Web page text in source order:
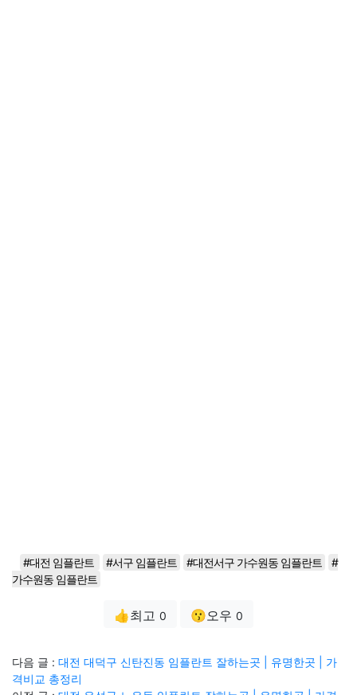
#대전 임플란트 #서구 임플란트 #대전서구 가수원동 임플란트
#
가수원동 임플란트
👍최고 0 😗오우 0
다음 글 : 대전 대덕구 신탄진동 임플란트 잘하는곳 | 유명한곳 | 가
격비교 총정리